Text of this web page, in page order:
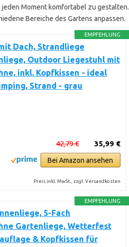
Moment komfortabel zu gestalten.
Bereiche des Gartens anpassen.
EMPFEHLUNG
Dach, Strandliege
Outdoor Liegestuhl mit
inkl. Kopfkissen - ideal
Strand - grau
35,99 €
42,79 €
Bei Amazon ansehen
Preis inkl. MwSt., zzgl. Versandkosten
EMPFEHLUNG
5-Fach
Gartenliege, Wetterfest
& Kopfkissen für